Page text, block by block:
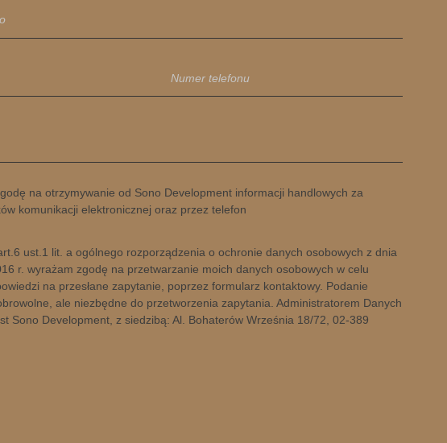
na otrzymywanie od Sono Development informacji handlowych za
komunikacji elektronicznej oraz przez telefon
ust.1 lit. a ogólnego rozporządzenia o ochronie danych osobowych z dnia
r. wyrażam zgodę na przetwarzanie moich danych osobowych w celu
na przesłane zapytanie, poprzez formularz kontaktowy. Podanie
ale niezbędne do przetworzenia zapytania. Administratorem Danych
Sono Development, z siedzibą: Al. Bohaterów Września 18/72, 02-389